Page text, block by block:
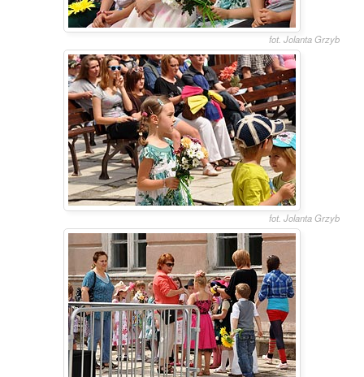
fot. Jolanta Grzyb
fot. Jolanta Grzyb